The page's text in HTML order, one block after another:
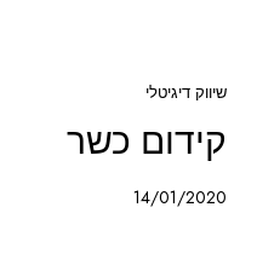
שיווק דיגיטלי
קידום כשר
14/01/2020